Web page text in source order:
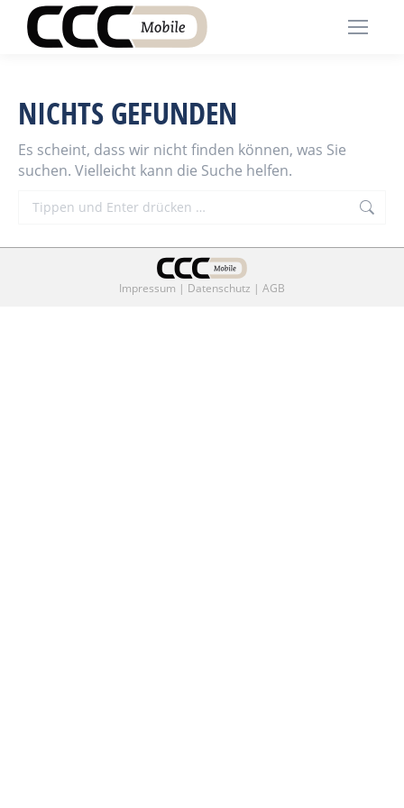
NICHTS GEFUNDEN
Es scheint, dass wir nicht finden können, was Sie
suchen. Vielleicht kann die Suche helfen.
Search:
Impressum | Datenschutz | AGB